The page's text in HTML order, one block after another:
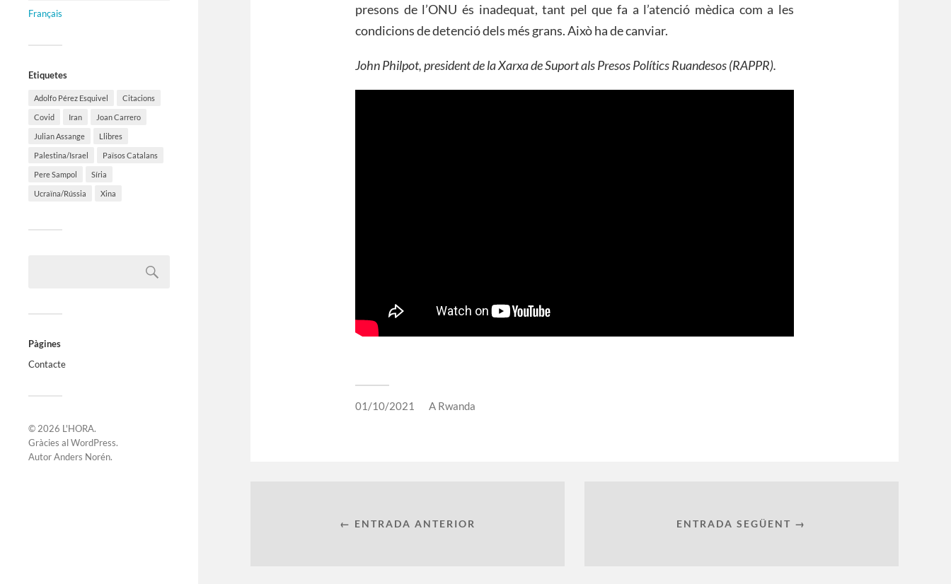
Français
Etiquetes
Adolfo Pérez Esquivel Citacions
Covid Iran Joan Carrero
Julian Assange Llibres
Palestina/Israel Països Catalans
Pere Sampol Síria
Ucraïna/Rússia Xina
Pàgines
Contacte
© 2026 L'HORA.
Gràcies alWordPress.
AutorAnders Norén.
presons de l’ONU és inadequat, tant pel que fa a l’atenció mèdica com a les
condicions de detenció dels més grans. Això ha de canviar.
John Philpot, president de la Xarxa de Suport als Presos Polítics Ruandesos (RAPPR).
01/10/2021 A Rwanda
← ENTRADA ANTERIOR ENTRADA SEGÜENT →